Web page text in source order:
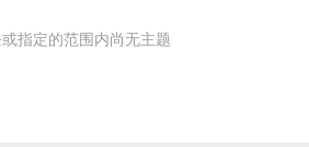
指定的范围内尚无主题